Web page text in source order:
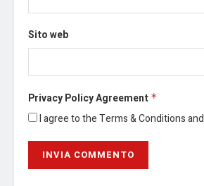
Sito web
Privacy Policy Agreement *
I agree to the Terms & Conditions and